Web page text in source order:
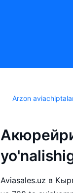
Arzon
Aviasales.uz в